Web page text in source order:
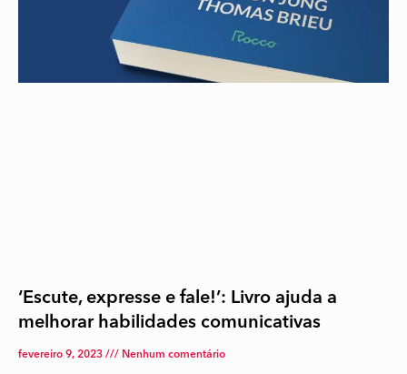
‘Escute, expresse e fale!’: Livro ajuda a
melhorar habilidades comunicativas
fevereiro 9, 2023 Nenhum comentário